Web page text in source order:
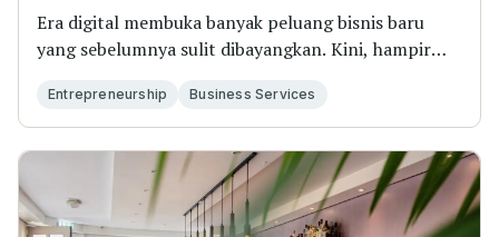
Era digital membuka banyak peluang bisnis baru
yang sebelumnya sulit dibayangkan. Kini, hampir
Entrepreneurship Business Services